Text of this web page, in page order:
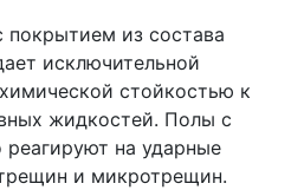
покрытием из состава
исключительной
стойкостью к
жидкостей. Полы с
на ударные
и микротрещин.